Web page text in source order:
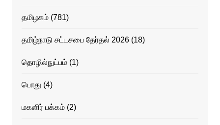
தமிழகம்(781)
தமிழ்நாடு சட்டசபை தேர்தல் 2026(18)
தொழில்நுட்பம்(1)
பொது (4)
மகளிர் பக்கம்(2)